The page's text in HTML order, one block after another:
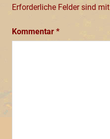
Erforderliche Felder sind mit
Kommentar *